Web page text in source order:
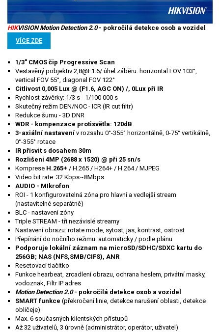
HIKVISION Motion Detection 2.0 - pokročilá detekce osob a vozidel
VÍCE ZDE
1/3" CMOS čip Progressive Scan
Vestavěný pobjektiv 2,8@F1.6/ úhel záběru: horizontal FOV 103°,
vertical FOV 55°, diagonal FOV 122°
Citlivost 0,005 Lux @ (F1.6, AGC ON) /, 0Lux při IR
Rychlost závěrky: 1/3 s - 1/100 000 s
Skutečný režim DEN/NOC - ICR (IR cut filtr)
Redukce šumu - 3D DNR
WDR - kompenzace protisvětla: 120dB
3-axiální nastavení v rozsahu 0°-355° horizontálně, 0-75° vertikálně,
0°-355° rotace
IR přísvit s dosahem 30m
Rozlišení 4MP (2688 x 1520) @ při 25 sn/s
Komprese H.265+ / H.265 / H264+ / H.264 / MJPEG
Video bit rate: 32 Kbps~8Mbps
AUDIO - MIkrofon
ROI - 1 konfigurovatelná zóna pro hlavní a vedlejší stream
(nastavitelné separátně)
BLC - nastavení zóny
Triple STREAM - tři nezávislé streamy
Nastavení obrazu: rotate mode, sytost, jas, kontrast, ostrost
Přepínání do nočního režimu: automaticky / podle plánu
Podporuje lokální záznam na microSD/SDHC/SDXC kartu do
256GB; NAS (NFS,SMB/CIFS), ANR
Resetovací tlačítko
Funkce hearbeat, zrcadlení obrazu, ochrana heslem, privátní masky,
vodoznak, Filtr IP adres
Motion Detection 2.0 - pokročilá detekce osob a vozidel
SMART funkce (překročení linie, detekce narušení oblasti, detekce
obličeje)
Max. 6 současných klientských přístupů
Až 32 uživatelů, 3 úrovně (administrátor, operátor, uživatel)